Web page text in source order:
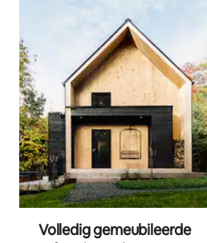
Volledig gemeubileerde